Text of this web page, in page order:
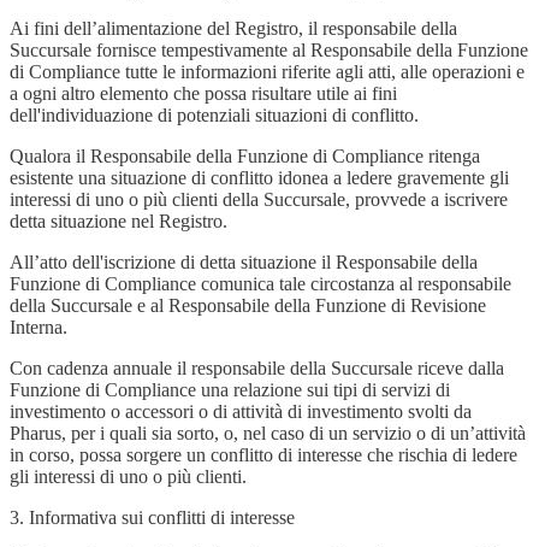
Ai fini dell’alimentazione del Registro, il responsabile della
Succursale fornisce tempestivamente al Responsabile della Funzione
di Compliance tutte le informazioni riferite agli atti, alle operazioni e
a ogni altro elemento che possa risultare utile ai fini
dell'individuazione di potenziali situazioni di conflitto.
Qualora il Responsabile della Funzione di Compliance ritenga
esistente una situazione di conflitto idonea a ledere gravemente gli
interessi di uno o più clienti della Succursale, provvede a iscrivere
detta situazione nel Registro.
All’atto dell'iscrizione di detta situazione il Responsabile della
Funzione di Compliance comunica tale circostanza al responsabile
della Succursale e al Responsabile della Funzione di Revisione
Interna.
Con cadenza annuale il responsabile della Succursale riceve dalla
Funzione di Compliance una relazione sui tipi di servizi di
investimento o accessori o di attività di investimento svolti da
Pharus, per i quali sia sorto, o, nel caso di un servizio o di un’attività
in corso, possa sorgere un conflitto di interesse che rischia di ledere
gli interessi di uno o più clienti.
3. Informativa sui conflitti di interesse